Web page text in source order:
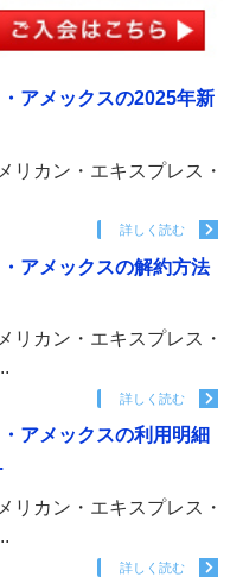
アメックスの2025年新
リカン・エキスプレス・
詳しく読む
アメックスの解約方法
リカン・エキスプレス・
詳しく読む
アメックスの利用明細
リカン・エキスプレス・
詳しく読む